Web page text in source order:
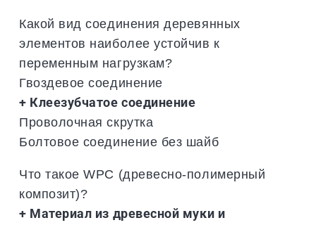
Какой вид соединения деревянных
элементов наиболее устойчив к
переменным нагрузкам?
Гвоздевое соединение
+ Клеезубчатое соединение
Проволочная скрутка
Болтовое соединение без шайб
Что такое WPC (древесно-полимерный
композит)?
+ Материал из древесной муки и